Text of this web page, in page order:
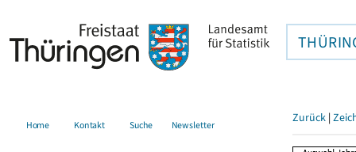
Home Kontakt Suche Newsletter Zurück |